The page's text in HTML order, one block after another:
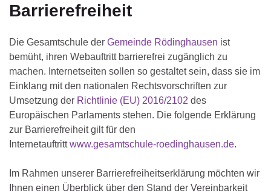
Barrierefreiheit
Die Gesamtschule der Gemeinde Rödinghausen ist
bemüht, ihren Webauftritt barrierefrei zugänglich zu
machen. Internetseiten sollen so gestaltet sein, dass sie im
Einklang mit den nationalen Rechtsvorschriften zur
Umsetzung der Richtlinie (EU) 2016/2102 des
Europäischen Parlaments stehen. Die folgende Erklärung
zur Barrierefreiheit gilt für den
Internetauftrittwww.gesamtschule-roedinghausen.de.
Im Rahmen unserer Barrierefreiheitserklärung möchten wir
Ihnen einen Überblick über den Stand der Vereinbarkeit